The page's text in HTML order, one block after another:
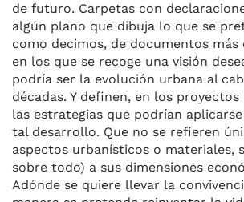
de futuro. Carpetas con
algún plano que dibuja lo que se
como decimos, de documentos más
en los que se recoge una visión
podría ser la evolución urbana al
décadas. Y definen, en los
las estrategias que podrían
tal desarrollo. Que no se refieren
aspectos urbanísticos o materiales,
sobre todo) a sus dimensiones
Adónde se quiere llevar la